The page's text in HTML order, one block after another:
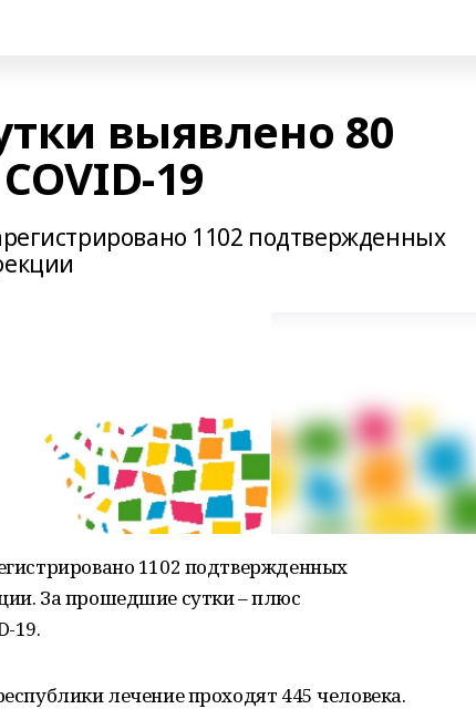
выявлено 80
19
1102 подтвержденных
1102 подтвержденных
За прошедшие сутки – плюс
19.
лечение проходят 445 человека.